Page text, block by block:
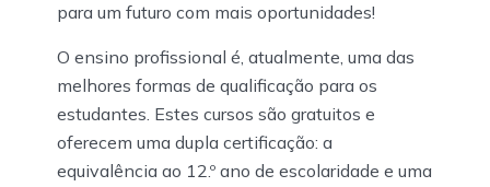
para um futuro com mais oportunidades!
O ensino profissional é, atualmente, uma das
melhores formas de qualificação para os
estudantes. Estes cursos são gratuitos e
oferecem uma dupla certificação: a
equivalência ao 12.º ano de escolaridade e uma